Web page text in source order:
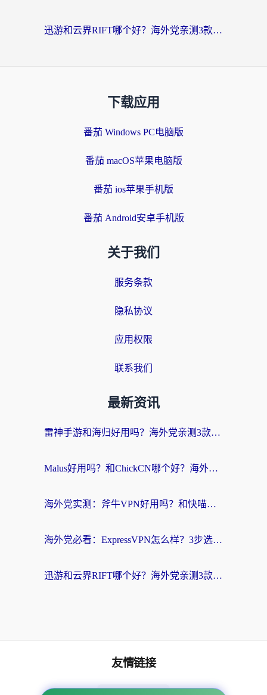
迅游和云界RIFT哪个好？海外党亲测3款回国加速器，教你无缝刷国内剧玩游戏
下载应用
番茄 Windows PC电脑版
番茄 macOS苹果电脑版
番茄 ios苹果手机版
番茄 Android安卓手机版
关于我们
服务条款
隐私协议
应用权限
联系我们
最新资讯
雷神手游和海归好用吗？海外党亲测3款热门回国加速器+番茄加速器深度体验
Malus好用吗？和ChickCN哪个好？海外党亲测：选对回国加速器，追剧游戏不卡顿
海外党实测：斧牛VPN好用吗？和快喵VPN对比哪个回国效果更好？附3款热门加速器深度分析
海外党必看：ExpressVPN怎么样？3步选对回国加速器，无缝刷国内剧玩手游
迅游和云界RIFT哪个好？海外党亲测3款回国加速器，教你无缝刷国内剧玩游戏
友情链接